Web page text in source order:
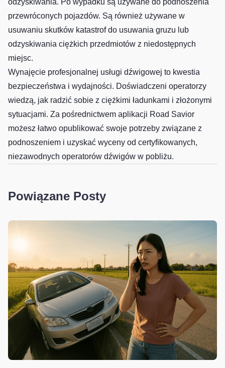
odzyskiwania. Po wypadku są używane do podnoszenia
przewróconych pojazdów. Są również używane w
usuwaniu skutków katastrof do usuwania gruzu lub
odzyskiwania ciężkich przedmiotów z niedostępnych
miejsc.
Wynajęcie profesjonalnej usługi dźwigowej to kwestia
bezpieczeństwa i wydajności. Doświadczeni operatorzy
wiedzą, jak radzić sobie z ciężkimi ładunkami i złożonymi
sytuacjami. Za pośrednictwem aplikacji Road Savior
możesz łatwo opublikować swoje potrzeby związane z
podnoszeniem i uzyskać wyceny od certyfikowanych,
niezawodnych operatorów dźwigów w pobliżu.
Powiązane Posty